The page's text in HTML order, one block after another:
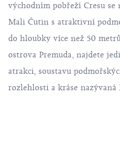
východním pobřeží Cresu
Mali Ćutin s atraktivní
do hloubky více než 50
ostrova Premuda, najdete
atrakci, soustavu
rozlehlosti a kráse nazývaná